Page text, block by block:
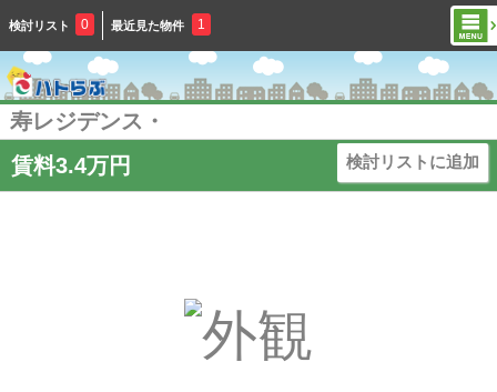
検討リスト 0 最近見た物件 1
寿レジデンス・
賃料3.4万円
検討リストに追加